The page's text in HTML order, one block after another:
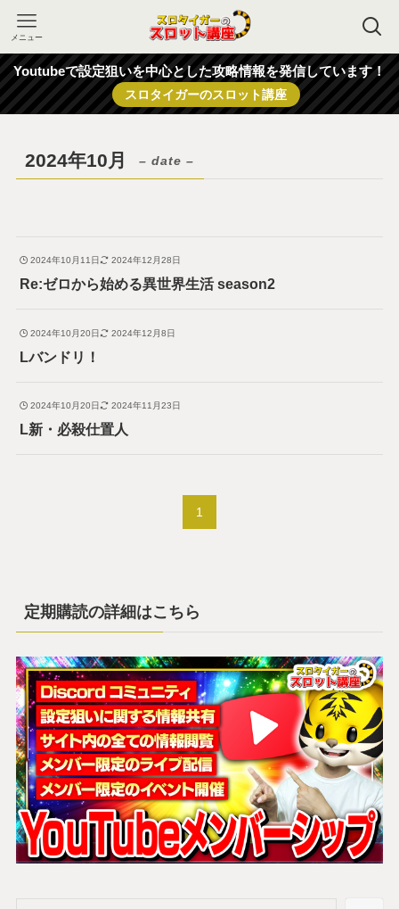
メニュー
Youtubeで設定狙いを中心とした攻略情報を発信しています！
スロタイガーのスロット講座
2024年10月 – date –
2024年10月11日 2024年12月28日
Re:ゼロから始める異世界生活 season2
2024年10月20日 2024年12月8日
Lバンドリ！
2024年10月20日 2024年11月23日
L新・必殺仕置人
1
定期購読の詳細はこちら